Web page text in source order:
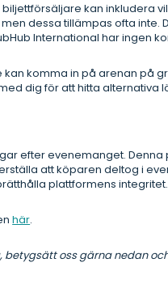
kan inkludera
dessa tillämpas ofta inte.
International har ingen
komma in på arenan på
dig för att hitta alternativa
efter evenemanget.
att köparen deltog i
plattformens integritet.
här.
betygsätt oss gärna nedan